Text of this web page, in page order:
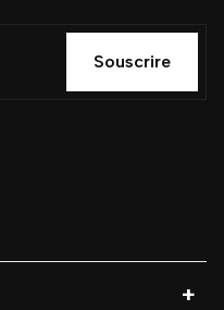
Souscrire